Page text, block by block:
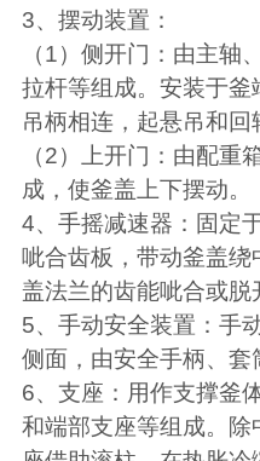
3、摆动装置：
（1）侧开门：由主轴
拉杆等组成。安装于
吊柄相连，起悬吊和回
（2）上开门：由配重
成，使釜盖上下摆动。
4、手摇减速器：固定
呲合齿板，带动釜盖绕
盖法兰的齿能呲合或脱
5、手动安全装置：手
侧面，由安全手柄、套
6、支座：用作支撑釜
和端部支座等组成。